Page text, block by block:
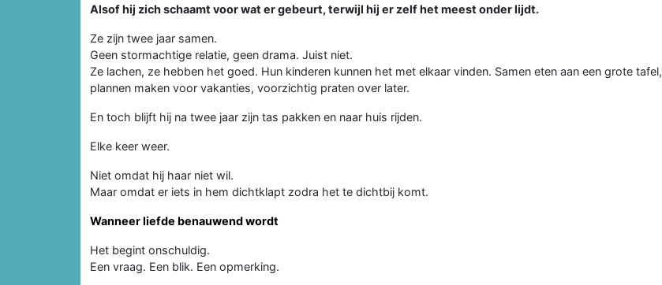
Alsof hij zich schaamt voor wat er gebeurt, terwijl hij er zelf het meest onder lijdt.
Ze zijn twee jaar samen.
Geen stormachtige relatie, geen drama. Juist niet.
Ze lachen, ze hebben het goed. Hun kinderen kunnen het met elkaar vinden. Samen eten aan een grote tafel,
plannen maken voor vakanties, voorzichtig praten over later.
En toch blijft hij na twee jaar zijn tas pakken en naar huis rijden.
Elke keer weer.
Niet omdat hij haar niet wil.
Maar omdat er iets in hem dichtklapt zodra het te dichtbij komt.
Wanneer liefde benauwend wordt
Het begint onschuldig.
Een vraag. Een blik. Een opmerking.